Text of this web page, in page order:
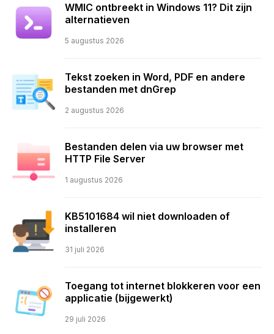
WMIC ontbreekt in Windows 11? Dit zijn
alternatieven
5 augustus 2026
Tekst zoeken in Word, PDF en andere
bestanden met dnGrep
2 augustus 2026
Bestanden delen via uw browser met
HTTP File Server
1 augustus 2026
KB5101684 wil niet downloaden of
installeren
31 juli 2026
Toegang tot internet blokkeren voor een
applicatie (bijgewerkt)
29 juli 2026